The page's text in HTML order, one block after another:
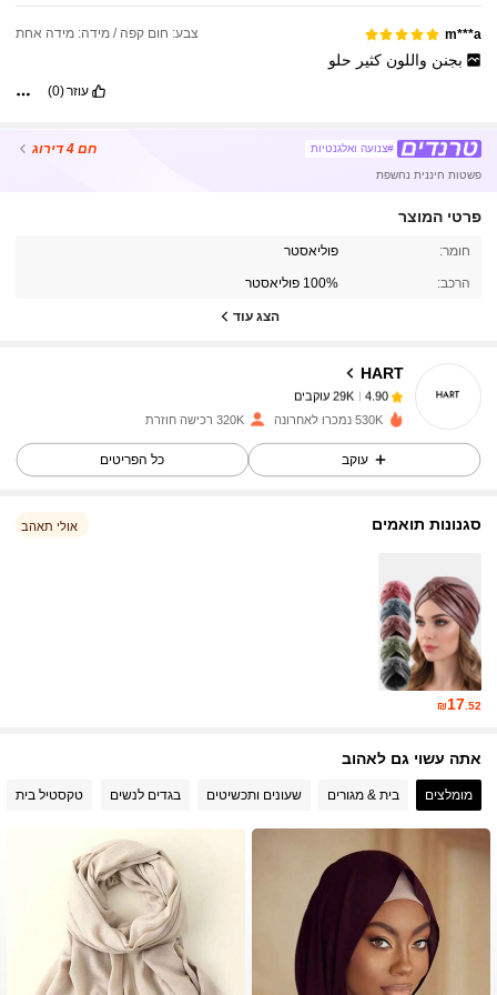
m***a צבע: חום קפה / מידה: מידה אחת
بجنن واللون كثير حلو
עוזר(0)
#צנועה ואלגנטיות חם 4 דירוג
פשטות חיננית נחשפת
פרטי המוצר
חומר: פוליאסטר
הרכב: 100% פוליאסטר
הצג עוד
HART
29K עוקבים
4.90 29K עוקבים
29K עוקבים
4.90
4.90
4.90 29K עוקבים
4.90
4.90 29K עוקבים
530K נמכרו לאחרונה 320K רכישה חוזרת
עוקב כל הפריטים
סגנונות תואמים אולי תאהב
₪17 .52
אתה עשוי גם לאהוב
מומלצים בית & מגורים שעונים ותכשיטים בגדים לנשים טקסטיל בית